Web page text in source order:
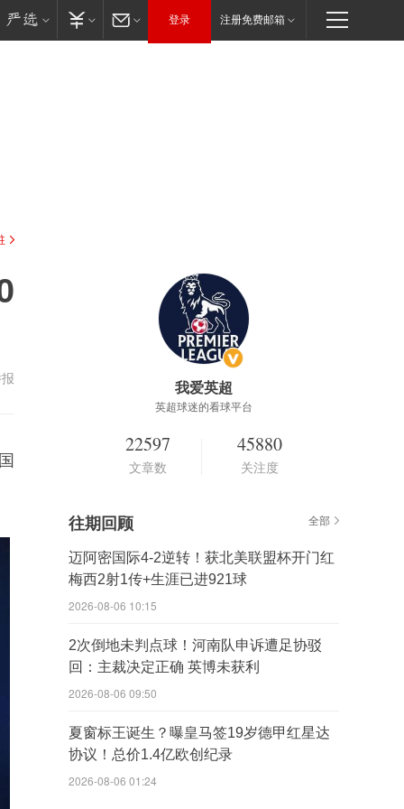
登录 注册免费邮箱
我爱英超
英超球迷的看球平台
22597
文章数
45880
关注度
往期回顾 全部
迈阿密国际4-2逆转！获北美联盟杯开门红
梅西2射1传+生涯已进921球
2026-08-06 10:15
2次倒地未判点球！河南队申诉遭足协驳
回：主裁决定正确 英博未获利
2026-08-06 09:50
夏窗标王诞生？曝皇马签19岁德甲红星达
协议！总价1.4亿欧创纪录
2026-08-06 01:24